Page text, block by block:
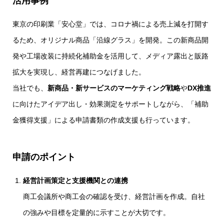
東京の印刷業「安心堂」では、コロナ禍による売上減を打開す
るため、オリジナル商品「沿線グラス」を開発。この新商品開
発や工場改装に持続化補助金を活用して、メディア露出と販路
拡大を実現し、経営再建につなげました。
当社でも、 新商品・新サービスのマーケティング戦略やDX推進
に向けたアイデア出し・効果測定をサポートしながら、「補助
金獲得支援」による申請書類の作成支援も行っています。
申請のポイント
経営計画策定と支援機関との連携
商工会議所や商工会の確認を受け、経営計画を作成。自社
の強みや目標を定量的に示すことが大切です。